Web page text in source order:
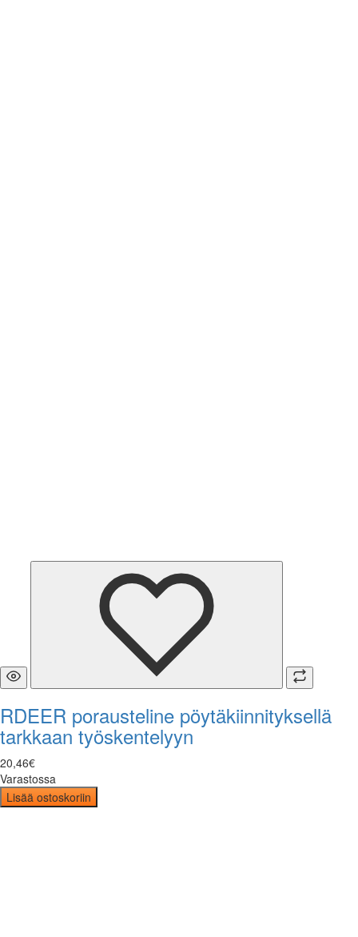
RDEER porausteline pöytäkiinnityksellä
tarkkaan työskentelyyn
20,46€
Varastossa
Lisää ostoskoriin